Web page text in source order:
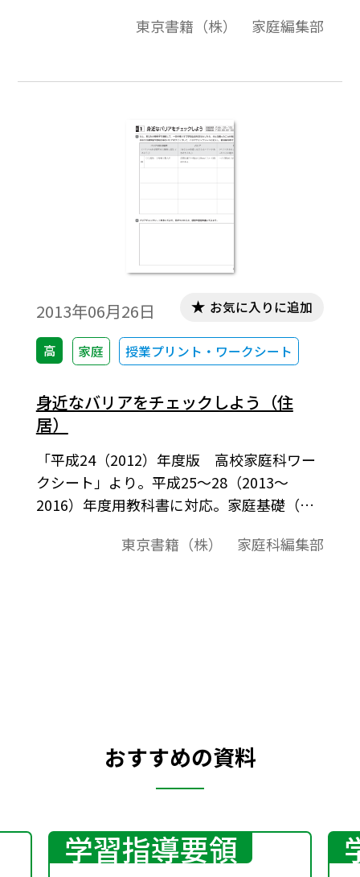
た。言葉を通して，家庭分野のおもしろ
食住3冊シリーズの1冊です。
東京書籍（株） 家庭編集部
2013年06月26日
高 家庭 授業プリント・ワークシート
お気に入りに追加
身近なバリアをチェックしよう（住
居）
「平成24（2012）年度版 高校家庭科ワー
クシート」より。平成25～28（2013～
2016）年度用教科書に対応。家庭基礎（教
p.83，88，92～93，220～221）に準拠。身
東京書籍（株） 家庭科編集部
おすすめの資料
学習指導要領